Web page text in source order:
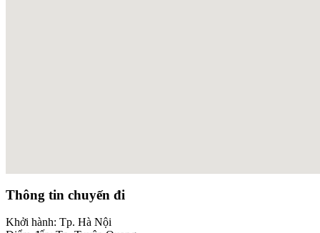
add link to a web directory
Thông tin chuyến đi
Khởi hành: Tp. Hà Nội